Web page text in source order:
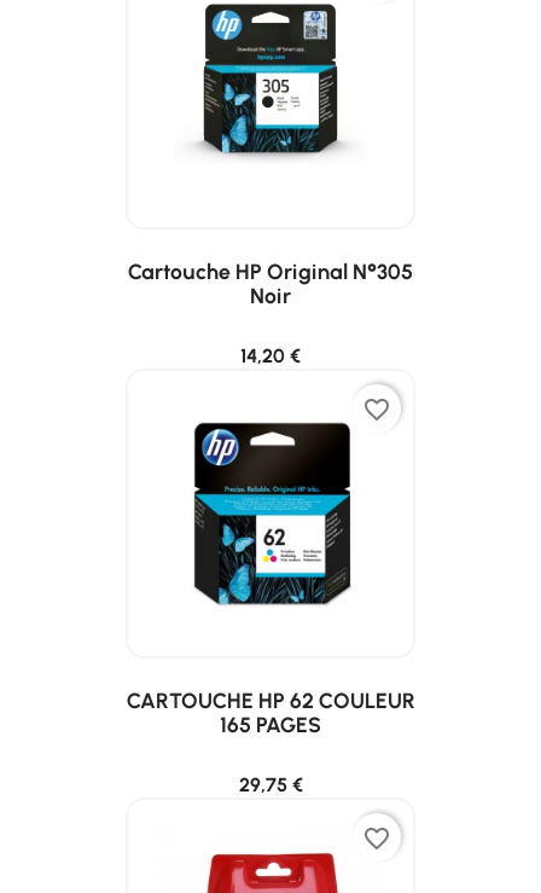
Cartouche HP Original N°305
Noir
14,20 €
favorite_border
CARTOUCHE HP 62 COULEUR
165 PAGES
29,75 €
favorite_border